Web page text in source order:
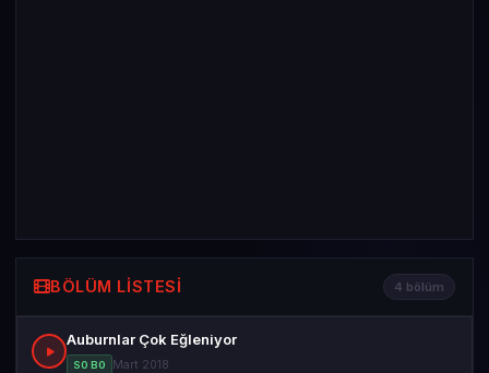
BÖLÜM LISTESI 4 bölüm
Auburnlar Çok Eğleniyor
S0 B0 Mart 2018